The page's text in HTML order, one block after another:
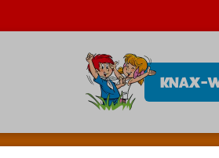
KNAX-